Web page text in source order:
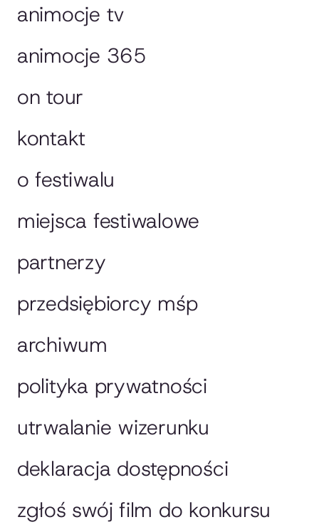
animocje tv
animocje 365
on tour
kontakt
o festiwalu
miejsca festiwalowe
partnerzy
przedsiębiorcy mśp
archiwum
polityka prywatności
utrwalanie wizerunku
deklaracja dostępności
zgłoś swój film do konkursu